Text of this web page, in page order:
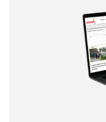
Correo
Tipo de